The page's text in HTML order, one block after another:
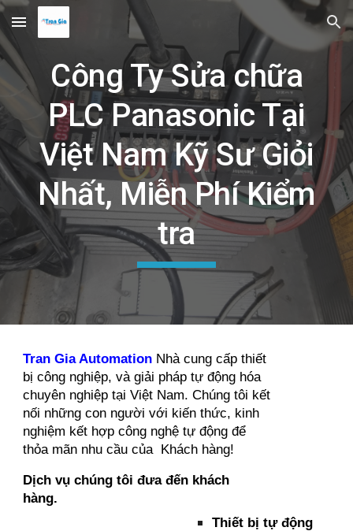
Skip to main content Skip to navigation
Công Ty Sửa chữa
PLC Panasonic Tại
Việt Nam Kỹ Sư Giỏi
Nhất, Miễn Phí Kiểm
tra
Tran Gia Automation Nhà cung cấp thiết
bị công nghiệp, và giải pháp tự động hóa
chuyên nghiệp tại Việt Nam. Chúng tôi kết
nối những con người với kiến thức, kinh
nghiệm kết hợp công nghệ tự động để
thỏa mãn nhu cầu của Khách hàng!
Dịch vụ chúng tôi đưa đến khách
hàng.
Thiết bị tự động